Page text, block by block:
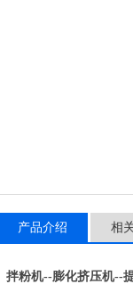
产品介绍 相
拌粉机--膨化挤压机--